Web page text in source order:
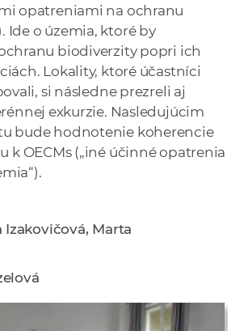
opatreniami na ochranu
Ide o územia, ktoré by
biodiverzity popri ich
Lokality, ktoré účastníci
si následne prezreli aj
exkurzie. Nasledujúcim
bude hodnotenie koherencie
k OECMs („iné účinné opatrenia
Izakovičová, Marta